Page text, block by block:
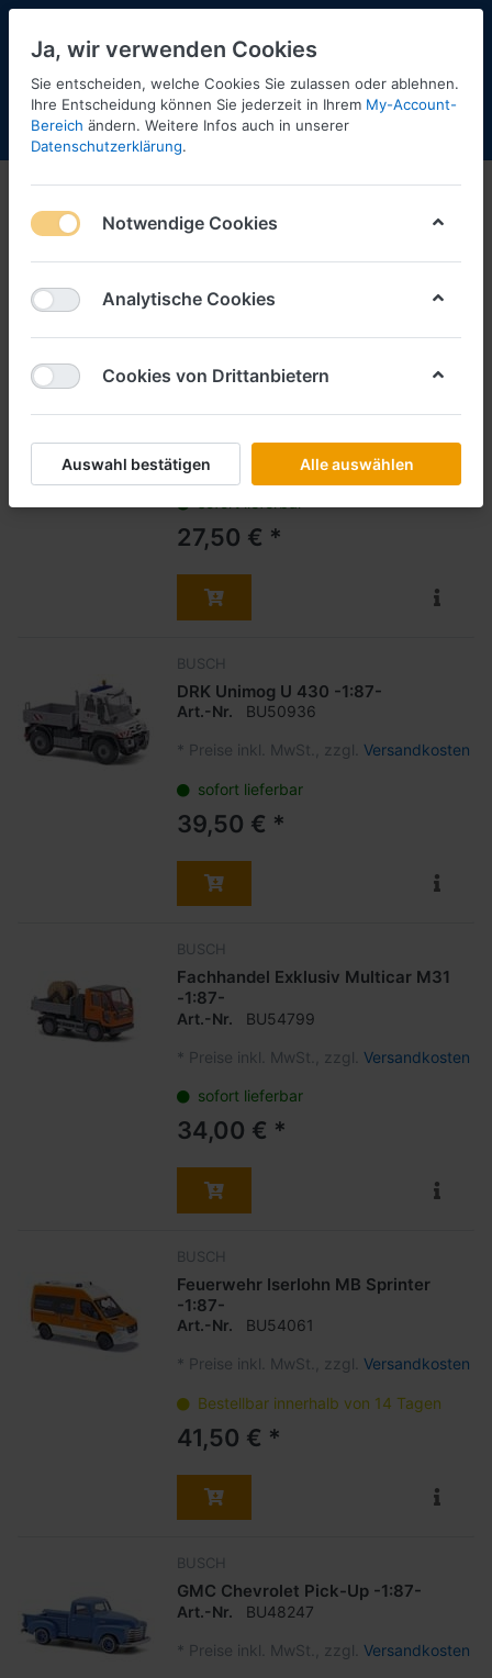
Menü Anmelden Shopaktualisierung
Busch
1-12 von 17
Filtern Sortieren
BUSCH
* Preise inkl. MwSt., zzgl.Versandkosten
27,50 € *
BUSCH
DRK Unimog U 430 -1:87-
Art.-Nr. BU50936
* Preise inkl. MwSt., zzgl. Versandkosten
sofort lieferbar
39,50 € *
BUSCH
Fachhandel Exklusiv Multicar M31
-1:87-
Art.-Nr. BU54799
* Preise inkl. MwSt., zzgl. Versandkosten
sofort lieferbar
34,00 € *
BUSCH
Feuerwehr Iserlohn MB Sprinter
-1:87-
Art.-Nr. BU54061
* Preise inkl. MwSt., zzgl. Versandkosten
Bestellbar innerhalb von 14 Tagen
41,50 € *
BUSCH
GMC Chevrolet Pick-Up -1:87-
Art.-Nr. BU48247
* Preise inkl. MwSt., zzgl. Versandkosten
Ja, wir verwenden Cookies
Sie entscheiden, welche Cookies Sie zulassen oder ablehnen.
Ihre Entscheidung können Sie jederzeit in Ihrem My-Account-
Bereich ändern. Weitere Infos auch in unserer
Datenschutzerklärung.
Notwendige Cookies
Analytische Cookies
Cookies von Drittanbietern
Auswahl bestätigen Alle auswählen